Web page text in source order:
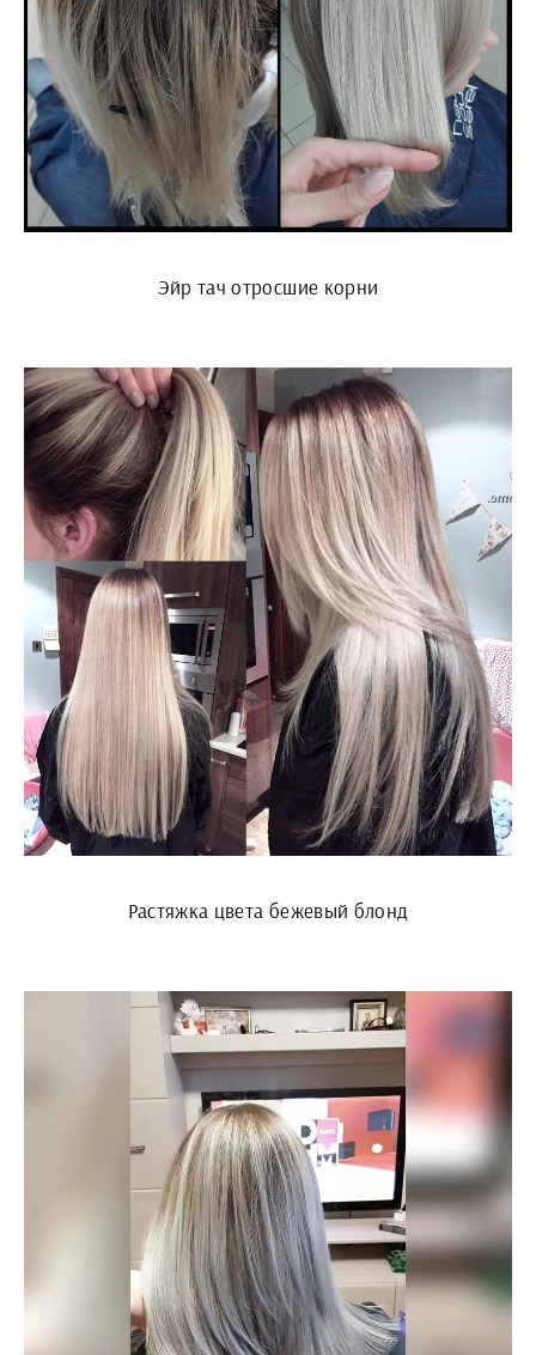
Эйр тач отросшие корни
Растяжка цвета бежевый блонд